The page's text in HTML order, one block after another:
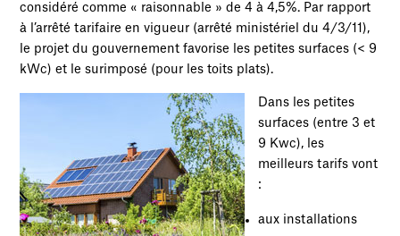
considéré comme « raisonnable » de 4 à 4,5%. Par rapport
à l’arrêté tarifaire en vigueur (arrêté ministériel du 4/3/11),
le projet du gouvernement favorise les petites surfaces (< 9
kWc) et le surimposé (pour les toits plats).
Dans les petites
surfaces (entre 3 et
9 Kwc), les
meilleurs tarifs vont
:
aux installations